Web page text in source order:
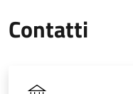
Contatti